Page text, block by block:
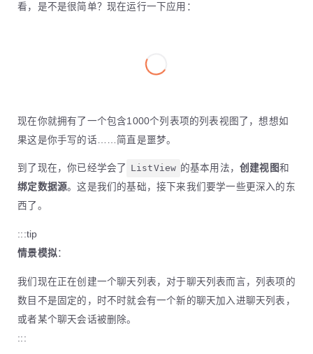
看，是不是很简单？现在运行一下应用：
现在你就拥有了一个包含1000个列表项的列表视图了，想想如
果这是你手写的话……简直是噩梦。
到了现在，你已经学会了 ListView 的基本用法，创建视图和
绑定数据源。这是我们的基础，接下来我们要学一些更深入的东
西了。
:::tip
情景模拟：
我们现在正在创建一个聊天列表，对于聊天列表而言，列表项的
数目不是固定的，时不时就会有一个新的聊天加入进聊天列表，
或者某个聊天会话被删除。
:::